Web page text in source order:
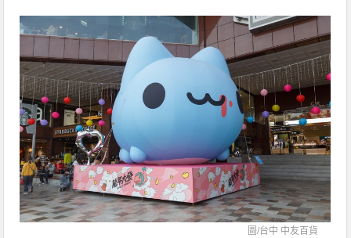
圖/台中 中友百貨